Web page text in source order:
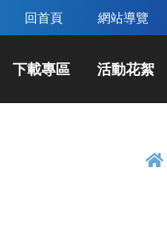
回首頁 網站導覽
下載專區 活動花絮